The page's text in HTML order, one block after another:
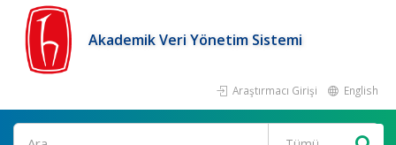
Akademik Veri Yönetim Sistemi
Araştırmacı Girişi English
Ara